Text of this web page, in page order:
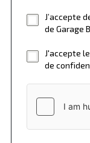
J’accepte
de Garage
J'accepte
de